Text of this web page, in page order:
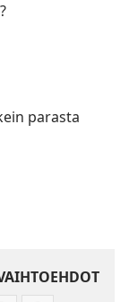
parasta